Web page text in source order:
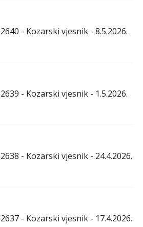
2640 - Kozarski vjesnik - 8.5.2026.
2639 - Kozarski vjesnik - 1.5.2026.
2638 - Kozarski vjesnik - 24.4.2026.
2637 - Kozarski vjesnik - 17.4.2026.